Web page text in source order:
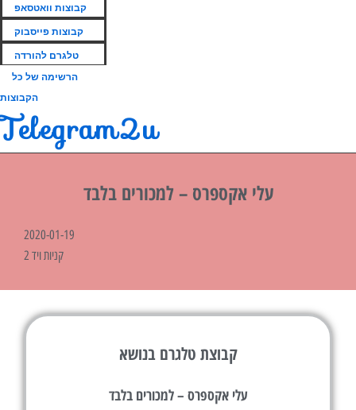
קבוצות וואטסאפ
קבוצות פייסבוק
טלגרם להורדה
הרשימה של כל
הקבוצות
Telegram2u
עלי אקספרס – למכורים בלבד
2020-01-19
קניות ויד 2
קבוצת טלגרם בנושא
עלי אקספרס – למכורים בלבד